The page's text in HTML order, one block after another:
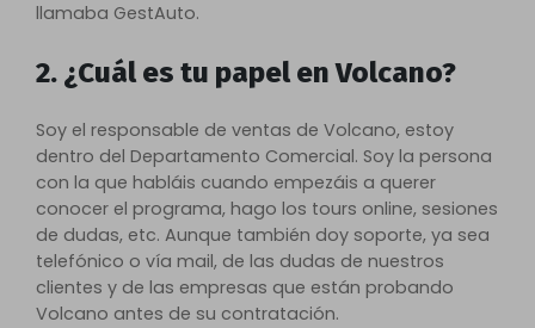
llamaba GestAuto.
2. ¿Cuál es tu papel en Volcano?
Soy el responsable de ventas de Volcano, estoy
dentro del Departamento Comercial. Soy la persona
con la que habláis cuando empezáis a querer
conocer el programa, hago los tours online, sesiones
de dudas, etc. Aunque también doy soporte, ya sea
telefónico o vía mail, de las dudas de nuestros
clientes y de las empresas que están probando
Volcano antes de su contratación.